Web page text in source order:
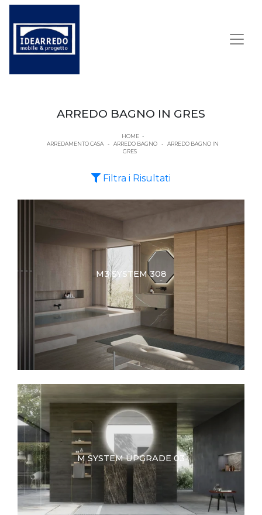
ARREDO BAGNO IN GRES
HOME -
ARREDAMENTO CASA
- ARREDO BAGNO -
ARREDO BAGNO IN
GRES
Filtra i Risultati
M3 SYSTEM 308
M SYSTEM UPGRADE 03